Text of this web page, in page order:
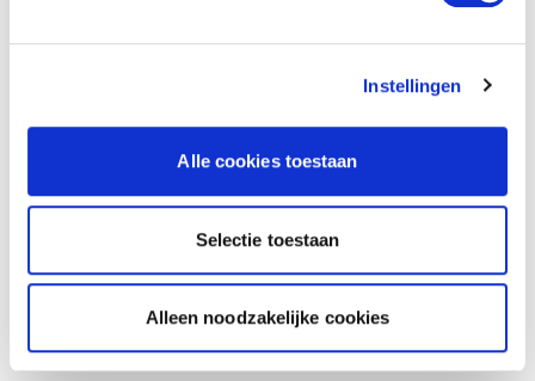
Instellingen
Alle cookies toestaan
Selectie toestaan
Alleen noodzakelijke cookies